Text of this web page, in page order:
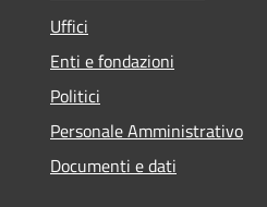
Uffici
Enti e fondazioni
Politici
Personale Amministrativo
Documenti e dati